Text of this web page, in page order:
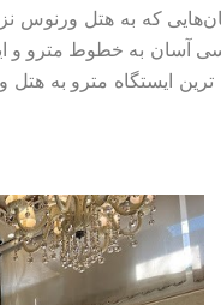
که به هتل ورنوس
آسان به خطوط مترو